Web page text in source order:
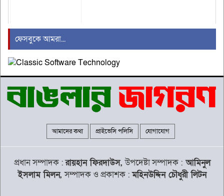
শিশুদের ক্ষতির দায়ে মেটাকে ৫৬৭ মিলিয়ন
ডলার জরিমানা
ফেসবুকে আমরা...
আমাদের কথা প্রাইভেসি পলিসি যোগাযোগ
প্রধান সম্পাদক :রায়হান ফিরদাউস,উপদেষ্টা সম্পাদক : আমিনুল
ইসলাম মিলন,সম্পাদক ও প্রকাশক :মহিনউদ্দিন চৌধুরী লিটন